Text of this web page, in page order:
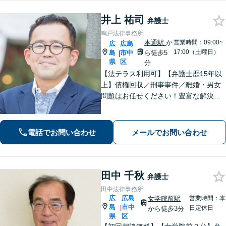
井上 祐司 弁護士
鳴戸法律事務所
広
島
県
|
広島
市中
区
本通駅 か
ら徒歩5
分
営業時間：09:00~
17:00（土曜日）
【法テラス利用可】【弁護士歴15年以
上】債権回収／刑事事件／離婚・男女
問題はお任せください！豊富な解決実
談】【完全個室相談】【休日・夜間対
応可】【本通駅5分】
電話でお問い合わせ メールでお問い合わせ
田中 千秋 弁護士
田中法律事務所
広
島
県
|
広島
市中
区
女学院前駅
から徒歩3分
営業時間：本
日定休日